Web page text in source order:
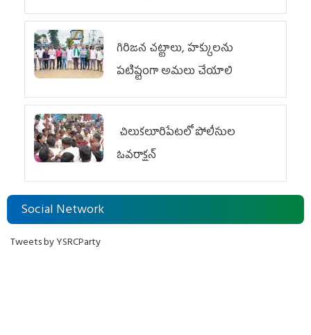
గిరిజన చట్టాలు, హక్కులను
పటిష్టంగా అమలు చేయాలి
చిలుక‌లూరిపేట‌లో పోలీసుల
ఓవ‌రాక్ష‌న్‌
Social Network
Tweets by YSRCParty